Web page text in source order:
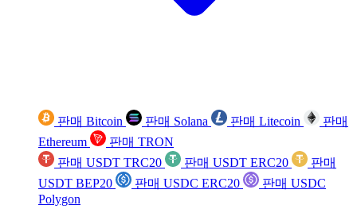
판매 Bitcoin 판매 Solana 판매 Litecoin
판매
Ethereum
판매 TRON
판매 USDT TRC20
판매 USDT ERC20
판매
USDT BEP20
판매 USDC ERC20
판매 USDC
Polygon